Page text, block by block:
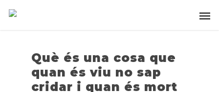
Què és una cosa que
quan és viu no sap
cridar i quan és mort